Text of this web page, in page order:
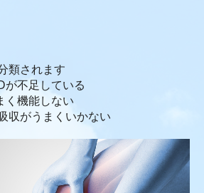
の会
の会
類されます
が不足している
く機能しない
収がうまくいかない